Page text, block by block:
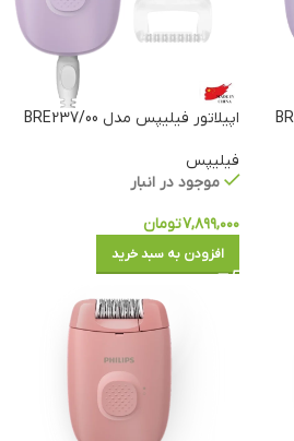
اپیلاتور فیلیپس مدل BRE237/00
فیلیپس
موجود در انبار
۷,۸۹۹,۰۰۰تومان
افزودن به سبد خرید